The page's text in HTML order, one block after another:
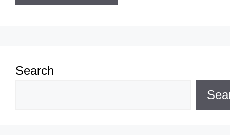
Search